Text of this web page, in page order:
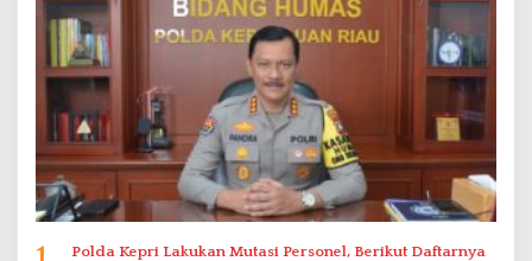
Polda Kepri Lakukan Mutasi Personel, Berikut Daftarnya